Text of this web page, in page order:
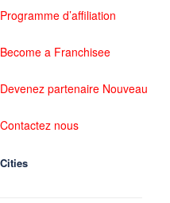
Programme d’affiliation
Become a Franchisee
Devenez partenaire Nouveau
Contactez nous
Cities